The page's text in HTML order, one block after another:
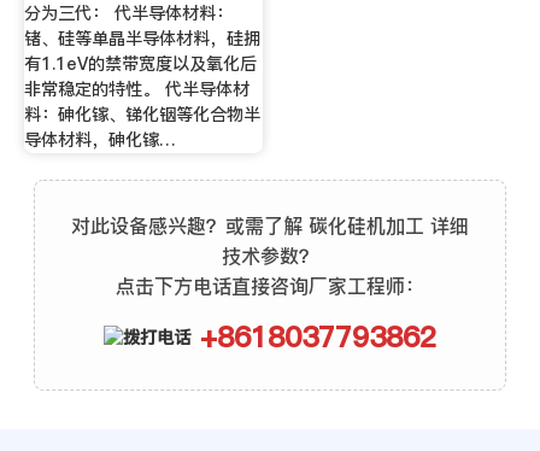
分为三代： 代半导体材料：
锗、硅等单晶半导体材料，硅拥
有1.1eV的禁带宽度以及氧化后
非常稳定的特性。 代半导体材
料：砷化镓、锑化铟等化合物半
导体材料，砷化镓…
对此设备感兴趣？或需了解 碳化硅机加工 详细
技术参数？
点击下方电话直接咨询厂家工程师：
+8618037793862